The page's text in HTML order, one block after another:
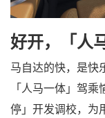
好开，「人
马自达的快，是快
「人马一体」驾
停」开发调校，为